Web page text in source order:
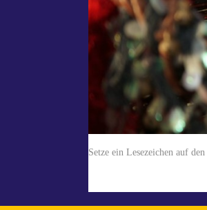
Setze ein Lesezeichen auf den